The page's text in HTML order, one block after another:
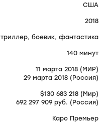
США
2018
триллер, боевик, фантастика
140 минут
11 марта 2018 (МИР)
29 марта 2018 (Россия)
$130 683 218 (Мир)
692 297 909 руб. (Россия)
Каро Премьер